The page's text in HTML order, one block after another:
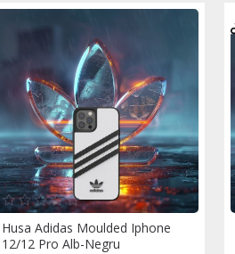
Husa Adidas Moulded Iphone
12/12 Pro Alb-Negru